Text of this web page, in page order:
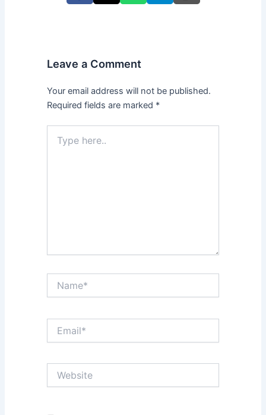
Leave a Comment
Your email address will not be published.
Required fields are marked *
here..